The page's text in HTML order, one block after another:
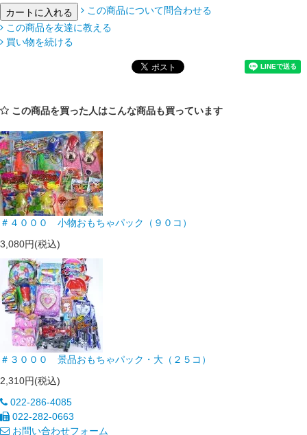
この商品について問合わせる
この商品を友達に教える
買い物を続ける
この商品を買った人はこんな商品も買っています
＃４０００ 小物おもちゃパック（９０コ）
3,080円(税込)
＃３０００ 景品おもちゃパック・大（２５コ）
2,310円(税込)
022-286-4085
022-282-0663
お問い合わせフォーム